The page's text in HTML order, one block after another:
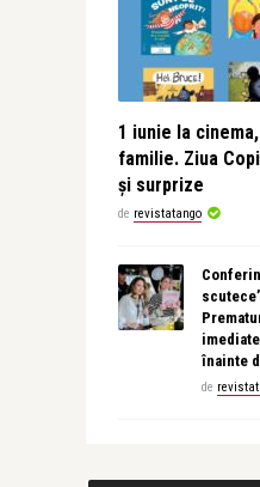
1 iunie la
familie. Ziua
și surprize
de revistatango
înainte
de